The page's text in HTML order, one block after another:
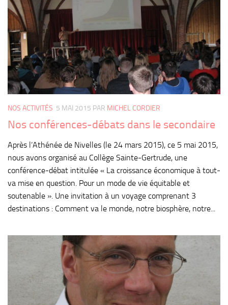
NOS ACTIVITÉS 5 MAI 2015 PAR MICHEL CORDIER
Nos conférences-débats dans le secondaire
Après l’Athénée de Nivelles (le 24 mars 2015), ce 5 mai 2015,
nous avons organisé au Collège Sainte-Gertrude, une
conférence-débat intitulée « La croissance économique à tout-
va mise en question. Pour un mode de vie équitable et
soutenable ». Une invitation à un voyage comprenant 3
destinations : Comment va le monde, notre biosphère, notre...